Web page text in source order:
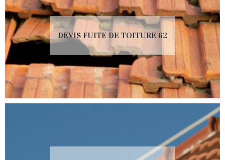
DEVIS FUITE DE TOITURE 62